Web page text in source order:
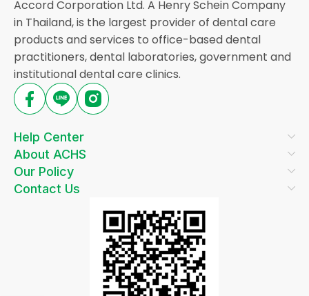
Accord Corporation Ltd. A Henry Schein Company
in Thailand, is the largest provider of dental care
products and services to office-based dental
practitioners, dental laboratories, government and
institutional dental care clinics.
Help Center
About ACHS
Our Policy
Contact Us